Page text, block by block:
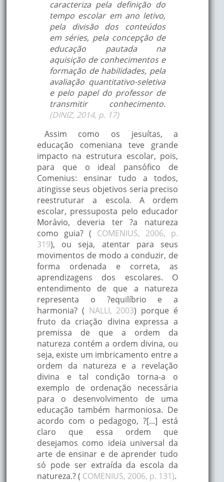
caracteriza pela definição do
tempo escolar em ano letivo,
pela divisão dos conteúdos
em séries, pela concepção de
educação pautada na
aquisição de conhecimentos e
formação de habilidades, pela
avaliação quantitativo-seletiva
e pelo papel do professor de
transmitir conhecimento.
(DINIZ, 2014, p. 17)
Assim como os jesuítas, a
educação comeniana teve grande
impacto na estrutura escolar, pois,
para que o ideal pansófico de
Comenius: ensinar tudo a todos,
atingisse seus objetivos seria preciso
reestruturar a escola. A ordem
escolar, pressuposta pelo educador
Morávio, deveria ter ?a natureza
como guia? ( COMENIUS, 2006, p.
319), ou seja, atentar para seus
movimentos de modo a conduzir, de
forma ordenada e correta, as
aprendizagens dos escolares. O
entendimento de que a natureza
representa o ?equilíbrio e a
harmonia? ( NALLI, 2003) porque é
fruto da criação divina expressa a
premissa de que a ordem da
natureza contém a ordem divina, ou
seja, existe um imbricamento entre a
ordem da natureza e a revelação
divina e tal condição torna-a o
exemplo de ordenação necessária
para o desenvolvimento de uma
educação também harmoniosa. De
acordo com o pedagogo, ?[...] está
claro que essa ordem que
desejamos como ideia universal da
arte de ensinar e de aprender tudo
só pode ser extraída da escola da
natureza.? ( COMENIUS, 2006, p. 131).